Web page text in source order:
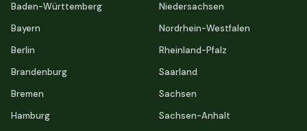
Baden-Württemberg
Bayern
Berlin
Brandenburg
Bremen
Hamburg
Niedersachsen
Nordrhein-Westfalen
Rheinland-Pfalz
Saarland
Sachsen
Sachsen-Anhalt